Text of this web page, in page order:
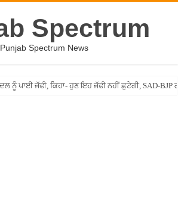
Spectrum
Punjab Spectrum News
ਨੂੰ ਪਾਈ ਜੱਫੀ, ਕਿਹਾ- ਹੁਣ ਇਹ ਜੱਫੀ ਨਹੀਂ ਛੁਟੇਗੀ, SAD-BJP